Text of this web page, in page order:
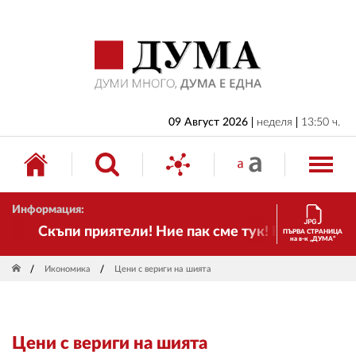
09 Август 2026 неделя 13:50 ч.
Информация:
Скъпи приятели! Ние пак сме тук! Времето се
ПЪРВА СТРАНИЦА
на в-к „ДУМА“
Икономика Цени с вериги на шията
Цени с вериги на шията
БЪЛГАРИЯ
ИКОНОМИКА
ИЗБОРИ
СВЯТ
ДРУГИ